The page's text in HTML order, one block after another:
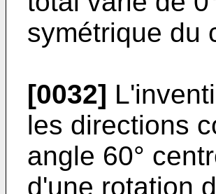
symétrique du
[0032]
les directions
angle 60°
d'une rotation